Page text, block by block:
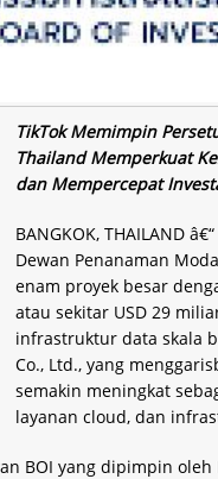
TikTok Memimpin
Thailand Memperkuat
dan Mempercepat
BANGKOK, THAILAND
Dewan Penanaman
enam proyek besar
atau sekitar USD 29
infrastruktur data skala
Co., Ltd., yang
semakin meningkat
layanan cloud, dan
BOI yang dipimpin